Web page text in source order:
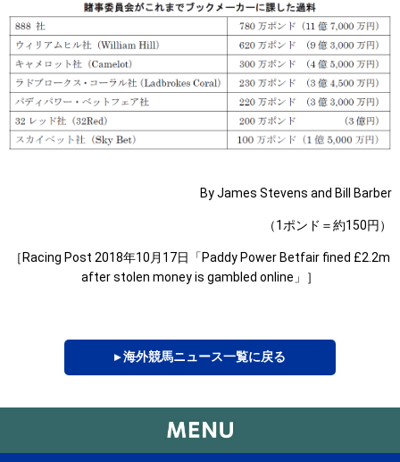
By James Stevens and Bill Barber
（1ポンド＝約150円）
［Racing Post 2018年10月17日「Paddy Power Betfair fined £2.2m
after stolen money is gambled online」］
▸ 海外競馬ニュース一覧に戻る